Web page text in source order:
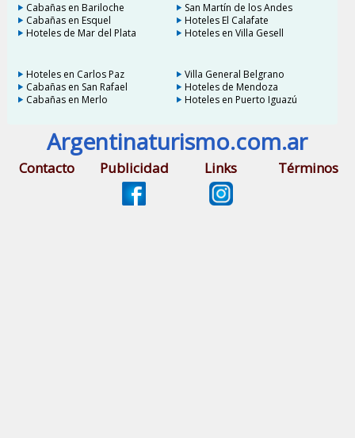
Cabañas en Bariloche
San Martín de los Andes
Cabañas en Esquel
Hoteles El Calafate
Hoteles de Mar del Plata
Hoteles en Villa Gesell
Hoteles en Carlos Paz
Villa General Belgrano
Cabañas en San Rafael
Hoteles de Mendoza
Cabañas en Merlo
Hoteles en Puerto Iguazú
Argentinaturismo.com.ar
Contacto Publicidad Links Términos